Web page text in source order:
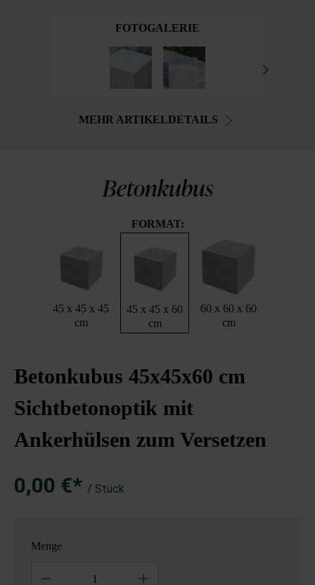
FOTOGALERIE
MEHR ARTIKELDETAILS
Betonkubus
FORMAT:
45 x 45 x 45
cm
45 x 45 x 60
cm
60 x 60 x 60
cm
Betonkubus 45x45x60 cm
Sichtbetonoptik mit
Ankerhülsen zum Versetzen
0,00 €* / Stück
Menge